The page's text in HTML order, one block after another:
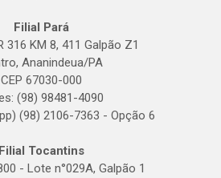
Filial Pará
316 KM 8, 411 Galpão Z1
Ananindeua/PA
CEP 67030-000
(98) 98481-4090
(98) 2106-7363 - Opção 6
Filial Tocantins
- Lote n°029A, Galpão 1